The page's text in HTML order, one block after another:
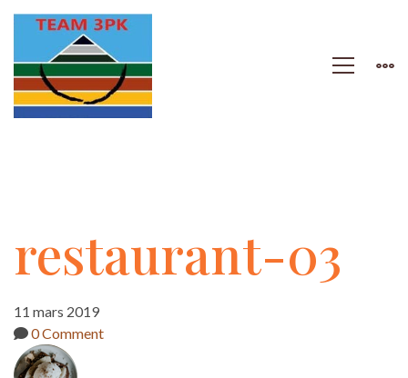
restaurant-
03
restaurant-03
11 mars 2019
0 Comment